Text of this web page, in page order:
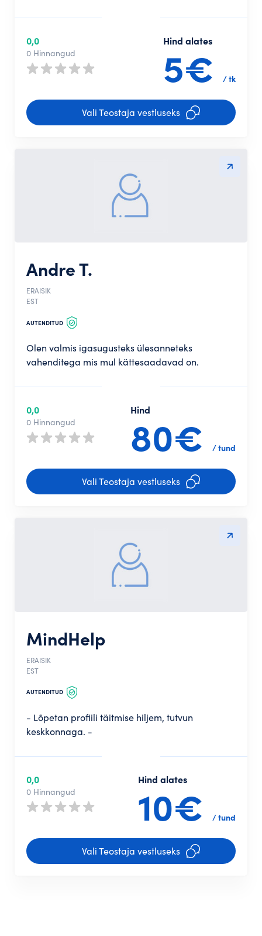
Vali Teostaja vestluseks
Hind alates
5€ / tk
0,0
0 Hinnangud
Andre T.
ERAISIK
EST
AUTENDITUD
Olen valmis igasugusteks ülesanneteks
vahenditega mis mul kättesaadavad on.
Vali Teostaja vestluseks
Hind
80€ / tund
0,0
0 Hinnangud
MindHelp
ERAISIK
EST
AUTENDITUD
- Lõpetan profiili täitmise hiljem, tutvun
keskkonnaga. -
Vali Teostaja vestluseks
Hind alates
10€ / tund
0,0
0 Hinnangud